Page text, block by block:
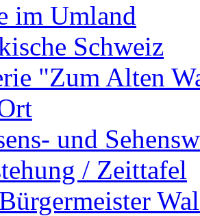
im Umland
Schweiz
"Zum Alten
und
/ Zeittafel